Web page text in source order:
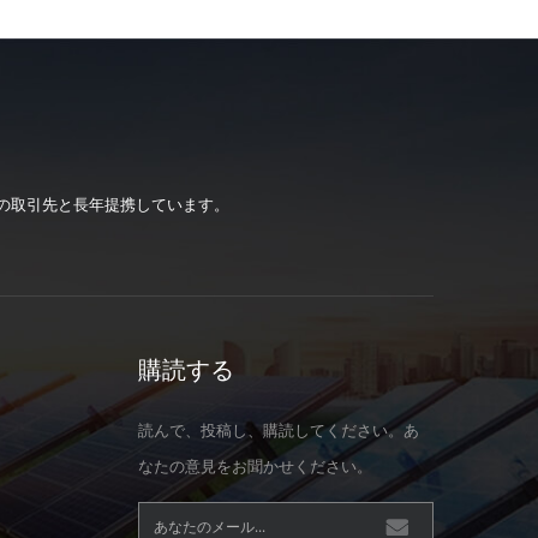
引先と長年提携しています。
購読する
読んで、投稿し、購読してください。あ
なたの意見をお聞かせください。